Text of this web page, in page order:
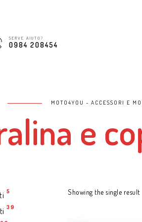
SERVE AIUTO?
0984 208454
MOTO4YOU - ACCESSORI E
e
5
39
Showing the single result